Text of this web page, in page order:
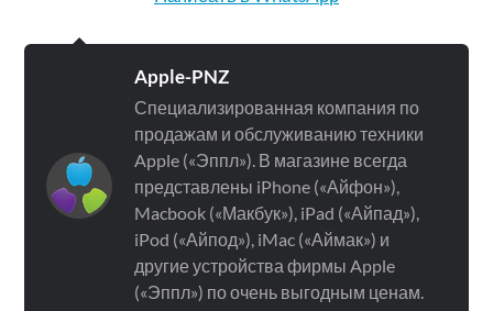
Apple-PNZ
Специализированная компания по
продажам и обслуживанию техники
Apple («Эппл»). В магазине всегда
представлены iPhone («Айфон»),
Macbook («Макбук»), iPad («Айпад»),
iPod («Айпод»), iMac («Аймак») и
другие устройства фирмы Apple
(«Эппл») по очень выгодным ценам.